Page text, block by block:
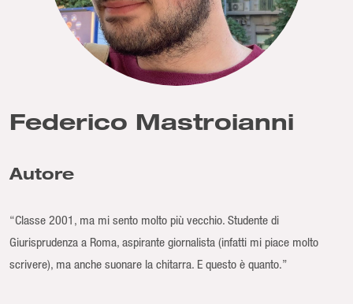
Federico Mastroianni
Autore
“Classe 2001, ma mi sento molto più vecchio. Studente di
Giurisprudenza a Roma, aspirante giornalista (infatti mi piace molto
scrivere), ma anche suonare la chitarra. E questo è quanto.”